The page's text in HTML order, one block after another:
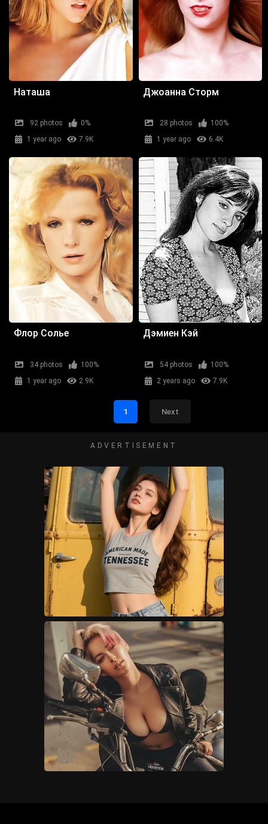
Наташа
92 photos
0%
1 year ago
7.9K
Джоанна Сторм
28 photos
100%
1 year ago
6.4K
Флор Солье
34 photos
100%
1 year ago
2.9K
Дэмиен Кэй
54 photos
100%
2 years ago
7.9K
1 Next
ADVERTISEMENT